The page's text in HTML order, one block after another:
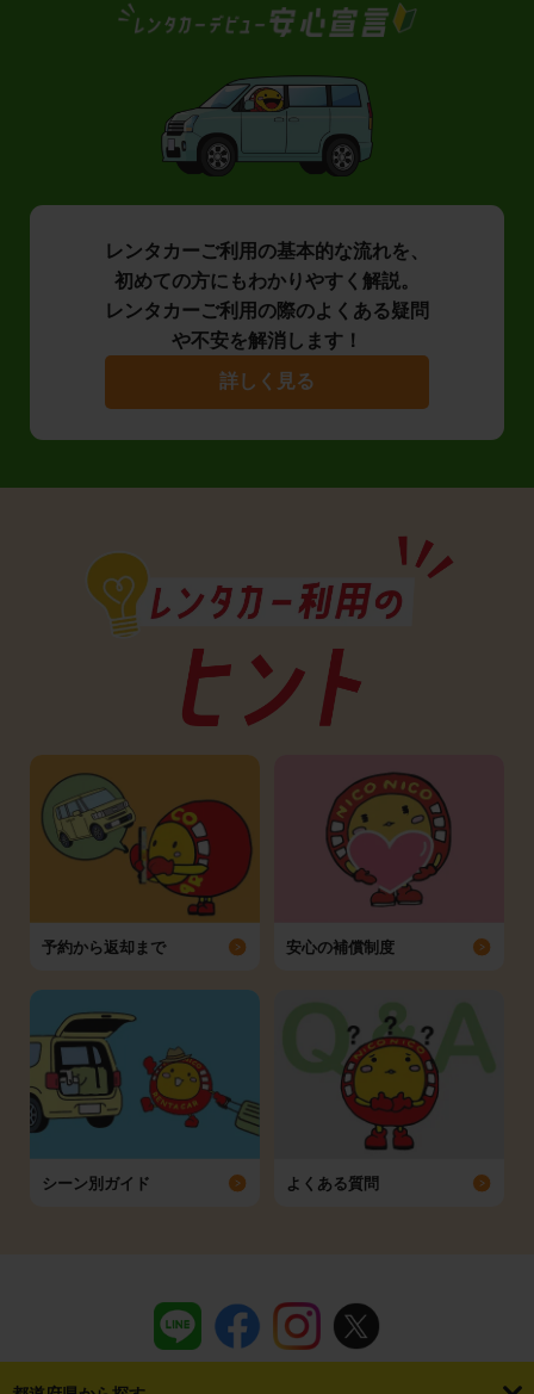
レンタカーご利用の基本的な流れを、
初めての方にもわかりやすく解説。
レンタカーご利用の際のよくある疑問
や不安を解消します！
詳しく見る
予約から返却まで 安心の補償制度
シーン別ガイド よくある質問